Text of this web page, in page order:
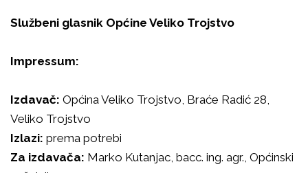
Službeni glasnik Općine Veliko Trojstvo
Impressum:
Izdavač: Općina Veliko Trojstvo, Braće Radić 28,
Veliko Trojstvo
Izlazi: prema potrebi
Za izdavača: Marko Kutanjac, bacc. ing. agr., Općinski